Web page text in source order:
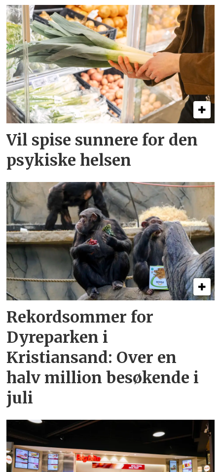
Vil spise sunnere for den
psykiske helsen
Rekordsommer for
Dyreparken i
Kristiansand: Over en
halv million besøkende i
juli